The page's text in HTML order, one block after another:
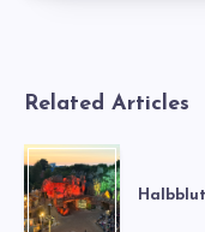
Related Articles